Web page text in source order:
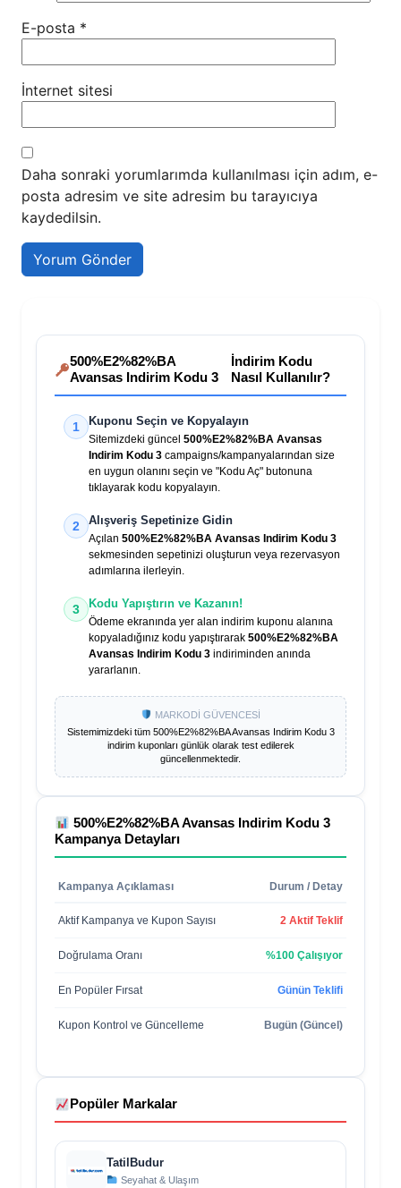
E-posta *
İnternet sitesi
Daha sonraki yorumlarımda kullanılması için adım, e-
posta adresim ve site adresim bu tarayıcıya
kaydedilsin.
500%E2%82%BA
Avansas Indirim Kodu 3
İndirim Kodu
Nasıl Kullanılır?
1 Kuponu Seçin ve Kopyalayın
Sitemizdeki güncel 500%E2%82%BA Avansas
Indirim Kodu 3 campaigns/kampanyalarından size
en uygun olanını seçin ve "Kodu Aç" butonuna
tıklayarak kodu kopyalayın.
2 Alışveriş Sepetinize Gidin
Açılan 500%E2%82%BA Avansas Indirim Kodu 3
sekmesinden sepetinizi oluşturun veya rezervasyon
adımlarına ilerleyin.
3 Kodu Yapıştırın ve Kazanın!
Ödeme ekranında yer alan indirim kuponu alanına
kopyaladığınız kodu yapıştırarak 500%E2%82%BA
Avansas Indirim Kodu 3 indiriminden anında
yararlanın.
MARKODİ GÜVENCESİ
Sistemimizdeki tüm 500%E2%82%BA Avansas Indirim Kodu 3
indirim kuponları günlük olarak test edilerek
güncellenmektedir.
500%E2%82%BA Avansas Indirim Kodu 3
Kampanya Detayları
Kampanya Açıklaması Durum / Detay
Aktif Kampanya ve Kupon Sayısı 2 Aktif Teklif
Doğrulama Oranı %100 Çalışıyor
En Popüler Fırsat Günün Teklifi
Kupon Kontrol ve Güncelleme Bugün (Güncel)
Popüler Markalar
TatilBudur
Seyahat & Ulaşım